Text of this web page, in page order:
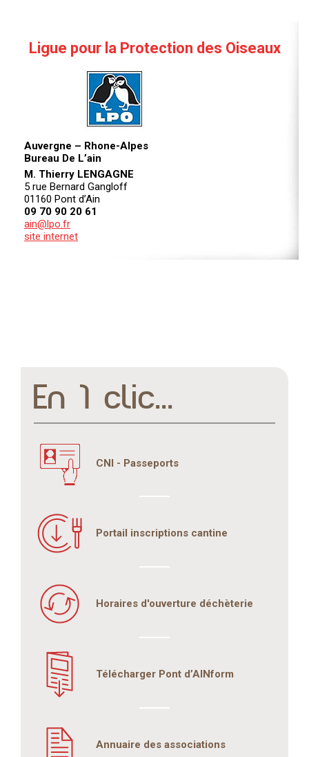
Ligue pour la Protection des Oiseaux
Auvergne – Rhone-Alpes
Bureau De L’ain
M. Thierry LENGAGNE
5 rue Bernard Gangloff
01160 Pont d’Ain
09 70 90 20 61
ain@lpo.fr
site internet
En 1 clic...
CNI - Passeports
Portail inscriptions cantine
Horaires d'ouverture déchèterie
Télécharger Pont d’AINform
Annuaire des associations